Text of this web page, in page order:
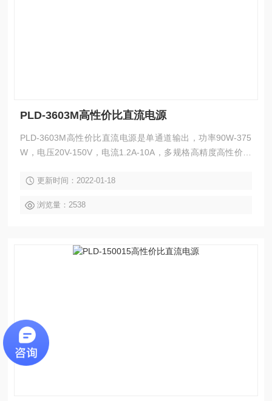
PLD-3603M高性价比直流电源
PLD-3603M高性价比直流电源是单通道输出，功率90W-375
W，电压20V-150V，电流1.2A-10A，多规格高精度高性价比
过温度保护，可保持电源和负载在不稳定环境下的工作安全。
内部连续或者动态负载，适用于像电流突波这样的应用环境，
更新时间：2022-01-18
浏览量：2538